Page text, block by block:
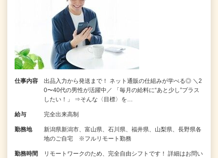
仕事内容
出品入力から発送まで！ ネット通販の仕組みが学べる◎ ＼2
0〜40代の男性が活躍中／ 「毎月の給料に“あと少し”プラス
したい！」 ⇒そんな〈目標〉を…
給与 完全出来高制
勤務地
新潟県新潟市、富山県、石川県、福井県、山梨県、長野県各
地のご自宅 ※フルリモート勤務
勤務時間
リモートワークのため、完全自由シフトです！ 詳細はお問い